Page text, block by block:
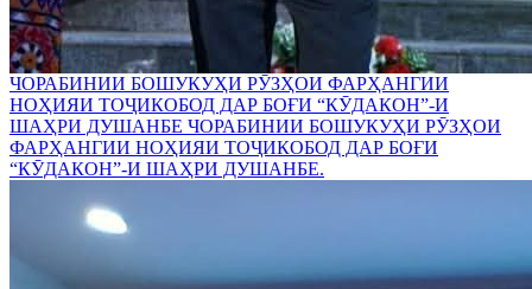
ЧОРАБИНИИ БОШУКУҲИ РӮЗҲОИ ФАРҲАНГИИ
НОҲИЯИ ТОҶИКОБОД ДАР БОҒИ “КӮДАКОН”-И
ШАҲРИ ДУШАНБЕ ЧОРАБИНИИ БОШУКУҲИ РӮЗҲОИ
ФАРҲАНГИИ НОҲИЯИ ТОҶИКОБОД ДАР БОҒИ
“КӮДАКОН”-И ШАҲРИ ДУШАНБЕ.